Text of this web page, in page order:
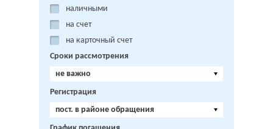
наличными
на счет
на карточный счет
Сроки рассмотрения
не важно
Регистрация
пост. в районе обращения